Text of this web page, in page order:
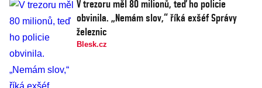
V trezoru měl 80 milionů, teď ho policie
obvinila. „Nemám slov,“ říká exšéf Správy
železnic
Blesk.cz